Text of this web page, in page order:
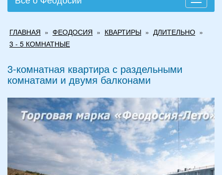
здесь
ГЛАВНАЯ » ФЕОДОСИЯ » КВАРТИРЫ » ДЛИТЕЛЬНО »
3 - 5 КОМНАТНЫЕ
3-комнатная квартира с раздельными
комнатами и двумя балконами